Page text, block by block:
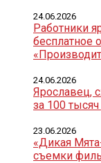
Работники
бесплатное
24.06.2026
Ярославец,
за 100
24.06.2026
«Дикая
съемки
23.06.2026